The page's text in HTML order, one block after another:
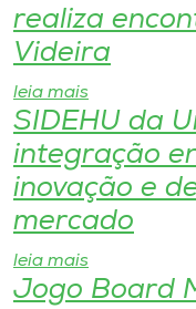
CPA
Biblioteca
Editora
Rádio
Museu
realiza
Videira
leia mais
SIDEHU da
integração
inovação e
mercado
leia mais
Jogo Board